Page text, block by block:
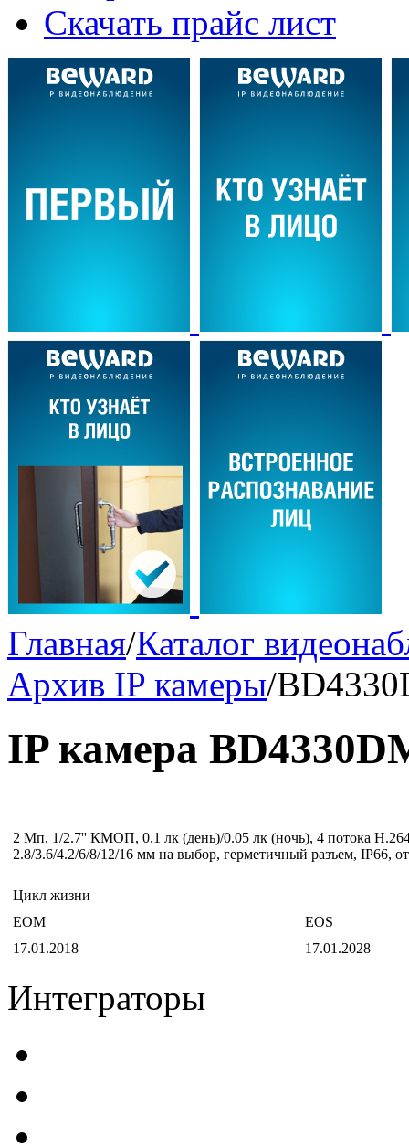
Скачать прайс лист
Главная/Каталог
Архив IP камеры/
IP камера
2 Мп, 1/2.7'' КМОП, 0.1 лк (день)/0.05 лк (ночь), 4 потока
2.8/3.6/4.2/6/8/12/16 мм на выбор, герметичный разъем, IP66,
Цикл жизни
EOM
EOS
17.01.2018
17.01.2028
Интеграторы